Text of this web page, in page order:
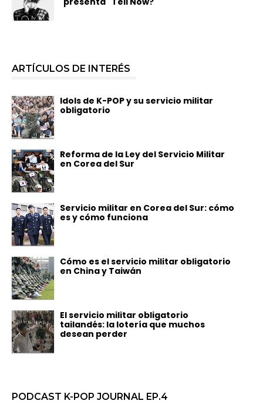
ARTÍCULOS DE INTERÉS
Idols de K-POP y su servicio militar
obligatorio
Reforma de la Ley del Servicio Militar
en Corea del Sur
Servicio militar en Corea del Sur: cómo
es y cómo funciona
Cómo es el servicio militar obligatorio
en China y Taiwán
El servicio militar obligatorio
tailandés: la lotería que muchos
desean perder
PODCAST K-POP JOURNAL EP.4